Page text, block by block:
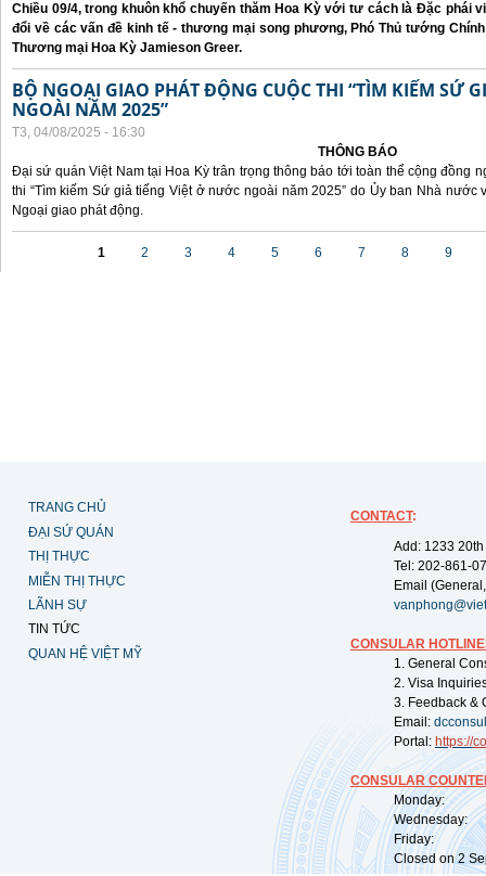
Chiều 09/4, trong khuôn khổ chuyến thăm Hoa Kỳ với tư cách là Đặc phái
đổi về các vấn đề kinh tế - thương mại song phương, Phó Thủ tướng
Thương mại Hoa Kỳ Jamieson Greer.
BỘ NGOẠI GIAO PHÁT ĐỘNG CUỘC THI “TÌM KIẾM SỨ
NGOÀI NĂM 2025”
T3, 04/08/2025 - 16:30
THÔNG BÁO
Đại sứ quán Việt Nam tại Hoa Kỳ trân trọng thông báo tới toàn thể cộng đồng
thi “Tìm kiếm Sứ giả tiếng Việt ở nước ngoài năm 2025” do Ủy ban Nhà
Ngoại giao phát động.
1 2 3 4 5 6 7 8 9
TRANG CHỦ
ĐẠI SỨ QUÁN
THỊ THỰC
MIỄN THỊ THỰC
LÃNH SỰ
TIN TỨC
QUAN HỆ VIỆT MỸ
CONTACT:
Add: 1233
Tel: 202-861-
Email
CONSULAR
1. General
2. Visa
3. Feedback &
Email:
Portal: https://
CONSULAR
Monday:
Wednesday:
Friday:
Closed on 2